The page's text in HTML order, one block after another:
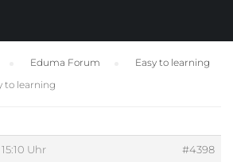
Eduma Forum
Easy to learning
to learning
Uhr
#4398